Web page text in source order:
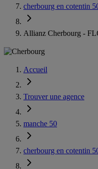
cherbourg en cotentin
Allianz Cherbourg -
Accueil
Trouver une agence
manche 50
cherbourg en cotentin